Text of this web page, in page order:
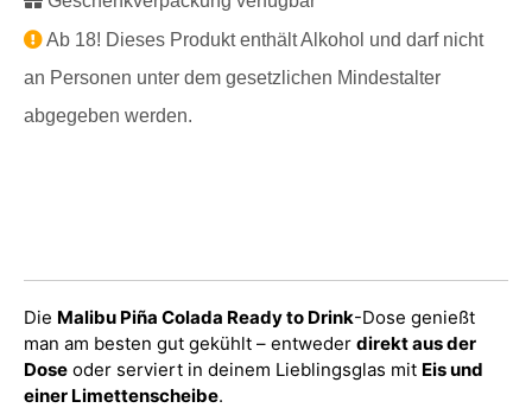
Ab 18! Dieses Produkt enthält Alkohol und darf nicht
an Personen unter dem gesetzlichen Mindestalter
abgegeben werden.
Die Malibu Piña Colada Ready to Drink-Dose genießt
man am besten gut gekühlt – entweder direkt aus der
Dose oder serviert in deinem Lieblingsglas mit Eis und
einer Limettenscheibe.